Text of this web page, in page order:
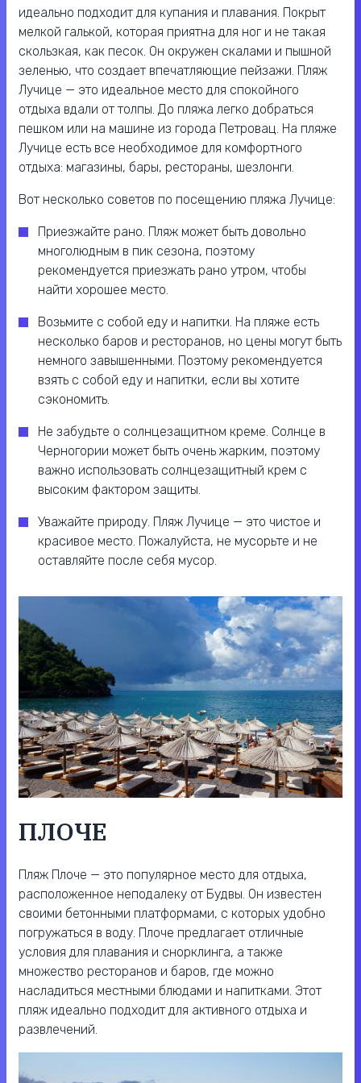
идеально подходит для купания и плавания. Покрыт
мелкой галькой, которая приятна для ног и не такая
скользкая, как песок. Он окружен скалами и пышной
зеленью, что создает впечатляющие пейзажи. Пляж
Лучице — это идеальное место для спокойного
отдыха вдали от толпы. До пляжа легко добраться
пешком или на машине из города Петровац. На пляже
Лучице есть все необходимое для комфортного
отдыха: магазины, бары, рестораны, шезлонги.
Вот несколько советов по посещению пляжа Лучице:
Приезжайте рано. Пляж может быть довольно
многолюдным в пик сезона, поэтому
рекомендуется приезжать рано утром, чтобы
найти хорошее место.
Возьмите с собой еду и напитки. На пляже есть
несколько баров и ресторанов, но цены могут быть
немного завышенными. Поэтому рекомендуется
взять с собой еду и напитки, если вы хотите
сэкономить.
Не забудьте о солнцезащитном креме. Солнце в
Черногории может быть очень жарким, поэтому
важно использовать солнцезащитный крем с
высоким фактором защиты.
Уважайте природу. Пляж Лучице — это чистое и
красивое место. Пожалуйста, не мусорьте и не
оставляйте после себя мусор.
ПЛОЧЕ
Пляж Плоче — это популярное место для отдыха,
расположенное неподалеку от Будвы. Он известен
своими бетонными платформами, с которых удобно
погружаться в воду. Плоче предлагает отличные
условия для плавания и снорклинга, а также
множество ресторанов и баров, где можно
насладиться местными блюдами и напитками. Этот
пляж идеально подходит для активного отдыха и
развлечений.